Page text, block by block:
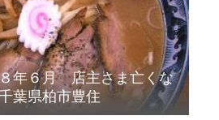
８年６月 店主さま亡くな
県柏市豊住